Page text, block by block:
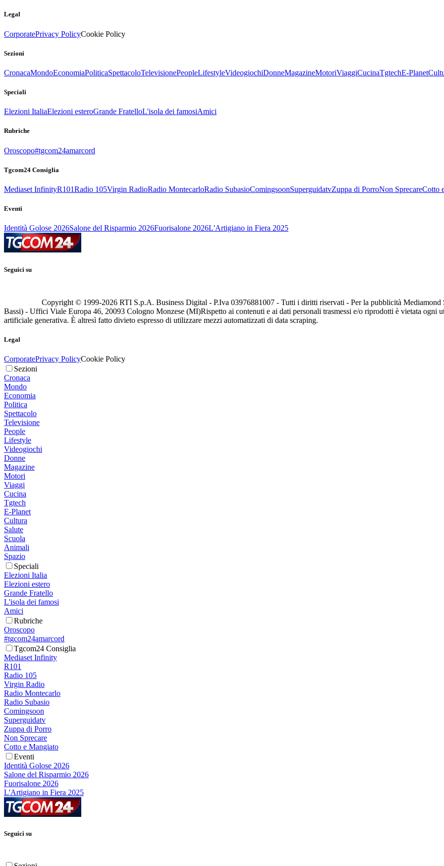
Legal
CorporatePrivacy PolicyCookie Policy
Sezioni
CronacaMondoEconomiaPoliticaSpettacoloTelevisionePeopleLifestyleVideogiochiDonneMagazineMotoriViaggiCucinaTgtechE-Planet
Speciali
Elezioni ItaliaElezioni esteroGrande FratelloL'isola dei famosiAmici
Rubriche
Oroscopo#tgcom24amarcord
Tgcom24 Consiglia
Mediaset InfinityR101Radio 105Virgin RadioRadio MontecarloRadio SubasioComingsoonSuperguidatvZuppa di PorroNon SprecareCotto
Eventi
Identità Golose 2026Salone del Risparmio 2026Fuorisalone 2026L'Artigiano in Fiera 2025
Seguici su
Copyright © 1999-2026 RTI S.p.A. Business Digital - P.Iva 03976881007 - Tutti i diritti riservati - Per la pubblicità
Bassi) - Uffici Viale Europa 46, 20093 Cologno Monzese (MI)Rispetto ai contenuti e ai dati personali trasmessi e/o riprodotti è vietata ogni
artificiale generativa. È altresì fatto divieto espresso di utilizzare mezzi automatizzati di data scraping.
Legal
CorporatePrivacy PolicyCookie Policy
Sezioni
Cronaca
Mondo
Economia
Politica
Spettacolo
Televisione
People
Lifestyle
Videogiochi
Donne
Magazine
Motori
Viaggi
Cucina
Tgtech
E-Planet
Cultura
Salute
Scuola
Animali
Spazio
Speciali
Elezioni Italia
Elezioni estero
Grande Fratello
L'isola dei famosi
Amici
Rubriche
Oroscopo
#tgcom24amarcord
Tgcom24 Consiglia
Mediaset Infinity
R101
Radio 105
Virgin Radio
Radio Montecarlo
Radio Subasio
Comingsoon
Superguidatv
Zuppa di Porro
Non Sprecare
Cotto e Mangiato
Eventi
Identità Golose 2026
Salone del Risparmio 2026
Fuorisalone 2026
L'Artigiano in Fiera 2025
Seguici su